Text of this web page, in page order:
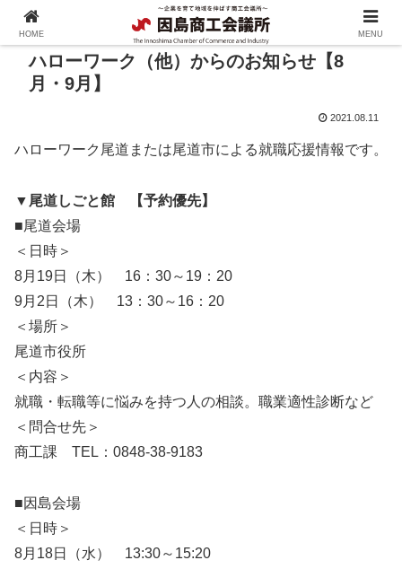
ハローワーク（他）からのお知らせ【8
月・9月】
2021.08.11
ハローワーク尾道または尾道市による就職応援情報です。
▼尾道しごと館 【予約優先】
■尾道会場
＜日時＞
8月19日（木） 16：30～19：20
9月2日（木） 13：30～16：20
＜場所＞
尾道市役所
＜内容＞
就職・転職等に悩みを持つ人の相談。職業適性診断など
＜問合せ先＞
商工課 TEL：0848-38-9183
■因島会場
＜日時＞
8月18日（水） 13:30～15:20
HOME MENU